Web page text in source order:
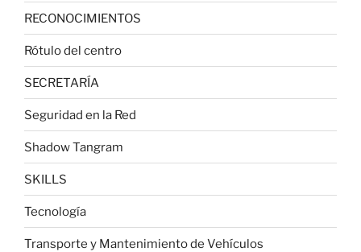
RECONOCIMIENTOS
Rótulo del centro
SECRETARÍA
Seguridad en la Red
Shadow Tangram
SKILLS
Tecnología
Transporte y Mantenimiento de Vehículos